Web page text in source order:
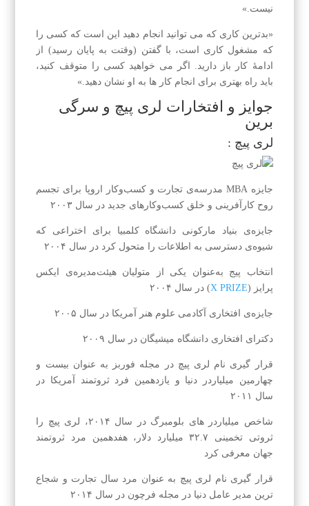
نیست.»
«بدترین کاری که می‌ توانید انجام دهید این است که کسی را
که مشغول کاری است، با گفتن (وقتت به پایان رسید) از
ادامهٔ کار باز دارید. اگر می‌ خواهید کسی را متوقف کنید،
باید راه بهتری برای انجام کار ها به او نشان دهید.»
جوایز و افتخارات لری پیچ و سرگی
برین
لری پیچ :
جایزه MBA مدرسه‌ی تجارت و کسب‌وکار اروپا برای تجسم
روح کارآفرینی و خلق کسب‌وکارهای جدید در سال ۲۰۰۳
جایزه‌ی بنیاد مارکونی دانشگاه کلمبیا برای اختراعی که
شیوه‌ی دسترسی به اطلاعات را متحول کرد در سال ۲۰۰۴
انتخاب پیج به‌عنوان یکی از متولیان هیئت‌مدیره‌ی ایکس
پرایز (X PRIZE) در سال ۲۰۰۴
جایزه‌ی افتخاری آکادمی علوم هنر آمریکا در سال ۲۰۰۵
دکترای افتخاری دانشگاه میشیگان در سال ۲۰۰۹
قرار گیری نام لری پیچ در مجله فوربز به عنوان بیست و
چهارمین میلیاردر دنیا و یازدهمین فرد ثروتمند آمریکا در
سال ۲۰۱۱
شاخص میلیاردر های بلومبرگ در سال ۲۰۱۴، لری پیچ را
ثروتی تخمینی ۳۲.۷ میلیارد دلار، هفدهمین مرد ثروتمند
جهان معرفی کرد
قرار گیری نام لری پیچ به عنوان مرد سال تجارت و شجاع
ترین مدیر عامل دنیا در مجله فرچون در سال ۲۰۱۴